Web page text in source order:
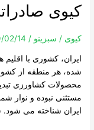
کیوی
کیوی / سبزینو/
02/14
ایران، کشوری با
شده، هر منطقه از
محصولات کشاورزی
مستثنی نبوده و نوار
ایران شناخته می شود.
کیوی
صادراتی